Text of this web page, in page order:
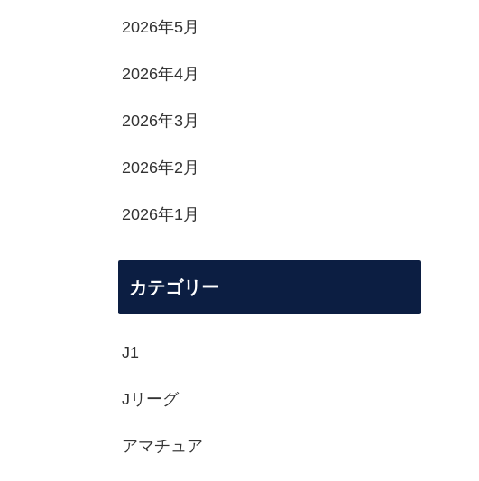
2026年5月
2026年4月
2026年3月
2026年2月
2026年1月
カテゴリー
J1
Jリーグ
アマチュア